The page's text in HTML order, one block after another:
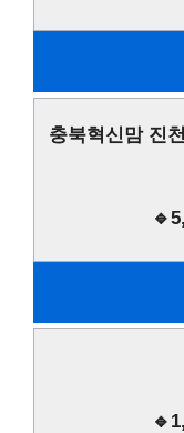
충북혁신맘 진